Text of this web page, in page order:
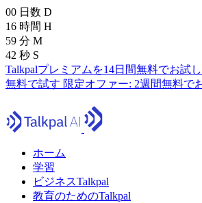
00 日数 D
16 時間 H
59 分 M
41 秒 S
Talkpalプレミアムを14日間無料でお試
無料で試す 限定オファー: 2週間無料で
ホーム
学習
ビジネスTalkpal
教育のためのTalkpal